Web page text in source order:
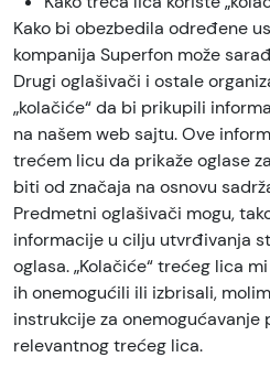
Kako bi obezbedila određene
kompanija Superfon može
Drugi oglašivači i ostale
„kolačiće“ da bi prikupili
na našem web sajtu. Ove
trećem licu da prikaže oglase
biti od značaja na osnovu
Predmetni oglašivači mogu,
informacije u cilju utvrđivanja
oglasa. „Kolačiće“ trećeg lica
ih onemogućili ili izbrisali,
instrukcije za
relevantnog trećeg lica.